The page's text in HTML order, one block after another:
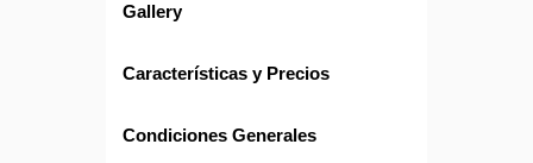
Gallery
Características y Precios
Condiciones Generales